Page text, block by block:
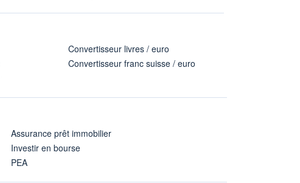
Convertisseur livres / euro
Convertisseur franc suisse / euro
Assurance prêt immobilier
Investir en bourse
PEA